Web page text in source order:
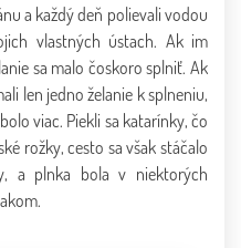
a každý deň polievali vodou
vlastných ústach. Ak im
sa malo čoskoro splniť. Ak
len jedno želanie k splneniu,
viac. Piekli sa katarínky, čo
rožky, cesto sa však stáčalo
a plnka bola v niektorých